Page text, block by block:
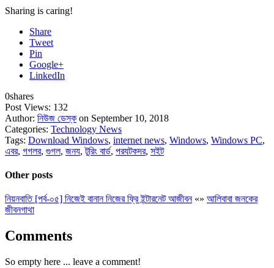
Sharing is caring!
Share
Tweet
Pin
Google+
LinkedIn
0shares
Post Views: 132
Author: নিউজ ডেস্ক on September 10, 2018
Categories: Technology News
Tags: Download Windows, internet news, Windows, Windows PC,
এবর, গগলর, গুগল, জনয,টুরিং বার্ড, পরযটকদর, সইট
Other posts
নিয়নবাতি [পর্ব-০৫] নিজেই বানান নিজের ফ্রি ইন্টারনেট আজীবন«» আলিবাবা জনকের
জীবনগাথা
Comments
So empty here ... leave a comment!